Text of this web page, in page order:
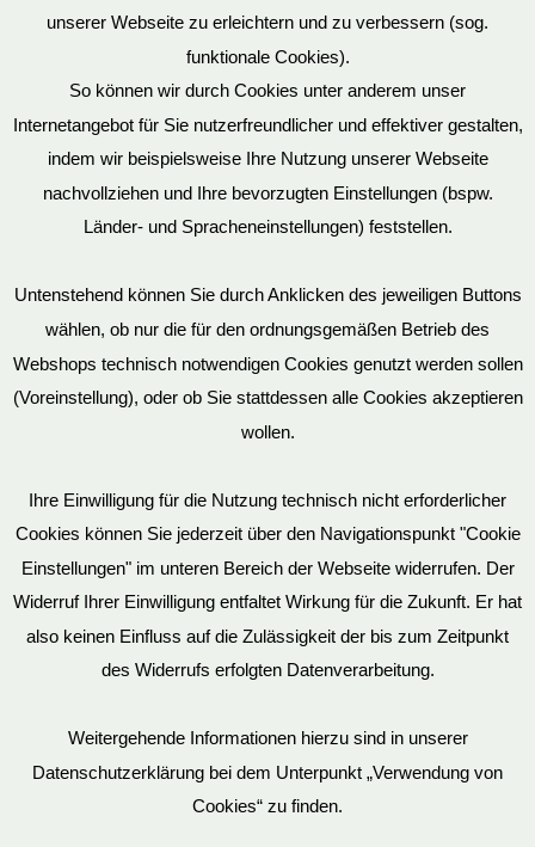
Datenschutz
Mein Konto
Vertrag widerrufen
Impressum
Bitte beachten Sie, dass wir für einen zunehmenden Teil der von
uns hergestellten SM-Möbel deutsche Geschmacksmuster beim
Deutschen Patent und Markenamt (DPMA) haben eintragen
unserer Webseite zu erleichtern und zu verbessern (sog.
funktionale Cookies).
So können wir durch Cookies unter anderem unser
Internetangebot für Sie nutzerfreundlicher und effektiver gestalten,
indem wir beispielsweise Ihre Nutzung unserer Webseite
nachvollziehen und Ihre bevorzugten Einstellungen (bspw.
Länder- und Spracheneinstellungen) feststellen.
Untenstehend können Sie durch Anklicken des jeweiligen Buttons
wählen, ob nur die für den ordnungsgemäßen Betrieb des
Webshops technisch notwendigen Cookies genutzt werden sollen
(Voreinstellung), oder ob Sie stattdessen alle Cookies akzeptieren
wollen.
Ihre Einwilligung für die Nutzung technisch nicht erforderlicher
Cookies können Sie jederzeit über den Navigationspunkt "Cookie
Einstellungen" im unteren Bereich der Webseite widerrufen. Der
Widerruf Ihrer Einwilligung entfaltet Wirkung für die Zukunft. Er hat
also keinen Einfluss auf die Zulässigkeit der bis zum Zeitpunkt
des Widerrufs erfolgten Datenverarbeitung.
Weitergehende Informationen hierzu sind in unserer
Datenschutzerklärung bei dem Unterpunkt „Verwendung von
Cookies“ zu finden.